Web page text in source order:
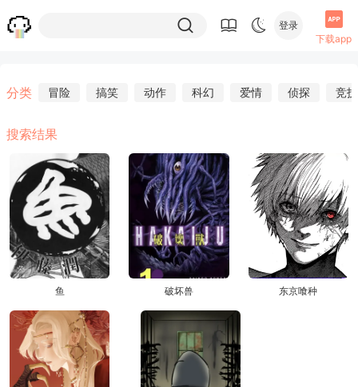
登录
下载app
分类 冒险 搞笑 动作 科幻 爱情 侦探 竞技
搜索结果
鱼 破坏兽 东京喰种